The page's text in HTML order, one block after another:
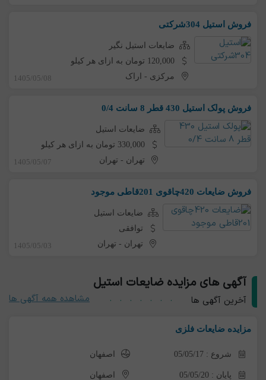
فروش استیل 304شرکتی
ضایعات استیل نگیر
120,000 تومان به ازای هر کیلو
مرکزی - اراک 1405/05/08
فروش پولک استیل 430 قطر 8 سانت 0/4
ضایعات استیل
330,000 تومان به ازای هر کیلو
تهران -تهران 1405/05/07
فروش ضایعات 420چاقوی 201قاطی موجود
ضایعات استیل
توافقی
تهران -تهران 1405/05/03
آگهی های مزایده ضایعات استیل
آخرین آگهی ها مشاهده همه آگهی ها
مزایده ضایعات فلزی
شروع : 05/05/17 اصفهان
پایان : 05/05/20 اصفهان